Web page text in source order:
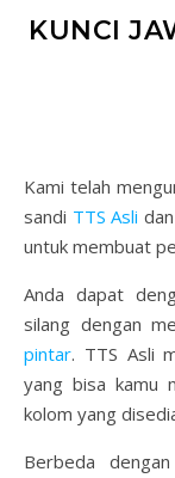
KUNCI
Kami telah mengumpulkan semua jawaban kunci untuk kata
sandi TTS Asli
untuk membuat
Anda dapat
silang dengan
pintar. TTS Asli
yang bisa kamu
kolom yang
Berbeda